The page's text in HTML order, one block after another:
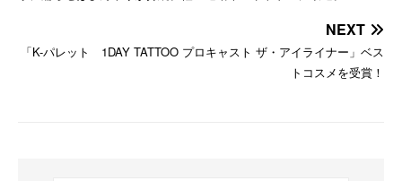
NEXT
「K-パレット 1DAY TATTOO プロキャスト ザ・アイライナー」ベス
トコスメを受賞！